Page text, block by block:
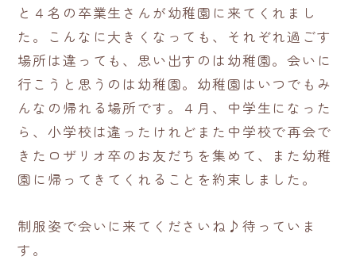
と４名の卒業生さんが幼稚園に来てくれまし
た。こんなに大きくなっても、それぞれ過ごす
場所は違っても、思い出すのは幼稚園。会いに
行こうと思うのは幼稚園。幼稚園はいつでもみ
んなの帰れる場所です。４月、中学生になった
ら、小学校は違ったけれどまた中学校で再会で
きたロザリオ卒のお友だちを集めて、また幼稚
園に帰ってきてくれることを約束しました。
制服姿で会いに来てくださいね♪待っていま
す。